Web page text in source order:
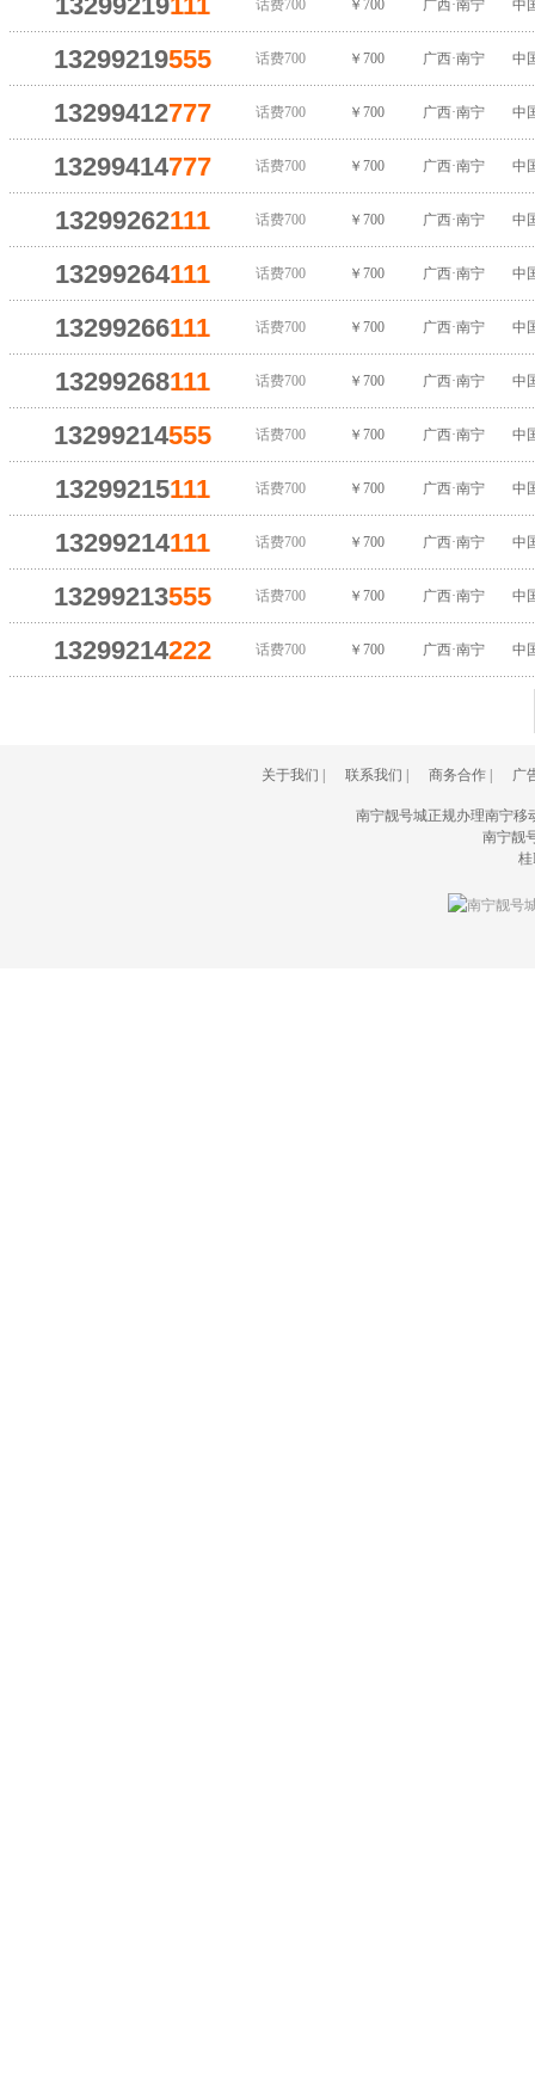
话费700 ￥700 广西·南宁 中
13299219555 话费700 ￥700 广西·南宁 中
13299412777 话费700 ￥700 广西·南宁 中
13299414777 话费700 ￥700 广西·南宁 中
13299262111 话费700 ￥700 广西·南宁 中
13299264111 话费700 ￥700 广西·南宁 中
13299266111 话费700 ￥700 广西·南宁 中
13299268111 话费700 ￥700 广西·南宁 中
13299214555 话费700 ￥700 广西·南宁 中
13299215111 话费700 ￥700 广西·南宁 中
13299214111 话费700 ￥700 广西·南宁 中
13299213555 话费700 ￥700 广西·南宁 中
13299214222 话费700 ￥700 广西·南宁 中
关于我们 联系我们 商务合作| 广
南宁靓号城正规办理南宁移
南宁靓
桂